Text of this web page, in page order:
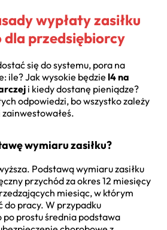
wypłaty zasiłku
przedsiębiorcy
się do systemu, pora na
ile? Jak wysokie będzie l4 na
i kiedy dostanę pieniądze?
odpowiedzi, bo wszystko zależy
wymiaru zasiłku?
Podstawą wymiaru zasiłku
przychód za okres 12 miesięcy
miesiąc, w którym
do pracy. W przypadku
prostu średnia podstawa